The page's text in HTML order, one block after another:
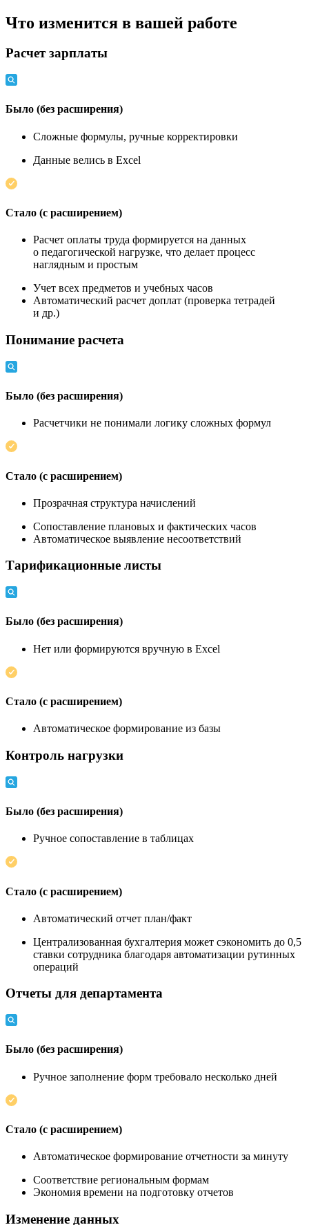
Что изменится в вашей работе
Расчет зарплаты
Было (без расширения)
Сложные формулы, ручные корректировки
Данные велись в Excel
Стало (с расширением)
Расчет оплаты труда формируется на данных
о педагогической нагрузке, что делает процесс
наглядным и простым
Учет всех предметов и учебных часов
Автоматический расчет доплат (проверка тетрадей
и др.)
Понимание расчета
Было (без расширения)
Расчетчики не понимали логику сложных формул
Стало (с расширением)
Прозрачная структура начислений
Сопоставление плановых и фактических часов
Автоматическое выявление несоответствий
Тарификационные листы
Было (без расширения)
Нет или формируются вручную в Excel
Стало (с расширением)
Автоматическое формирование из базы
Контроль нагрузки
Было (без расширения)
Ручное сопоставление в таблицах
Стало (с расширением)
Автоматический отчет план/факт
Централизованная бухгалтерия может сэкономить до 0,5
ставки сотрудника благодаря автоматизации рутинных
операций
Отчеты для департамента
Было (без расширения)
Ручное заполнение форм требовало несколько дней
Стало (с расширением)
Автоматическое формирование отчетности за минуту
Соответствие региональным формам
Экономия времени на подготовку отчетов
Изменение данных